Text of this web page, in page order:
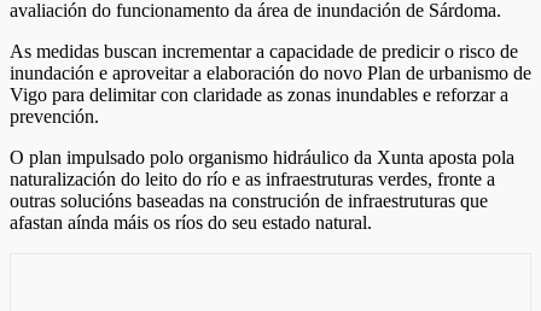
avaliación do funcionamento da área de inundación de Sárdoma.
As medidas buscan incrementar a capacidade de predicir o risco de
inundación e aproveitar a elaboración do novo Plan de urbanismo de
Vigo para delimitar con claridade as zonas inundables e reforzar a
prevención.
O plan impulsado polo organismo hidráulico da Xunta aposta pola
naturalización do leito do río e as infraestruturas verdes, fronte a
outras solucións baseadas na construción de infraestruturas que
afastan aínda máis os ríos do seu estado natural.